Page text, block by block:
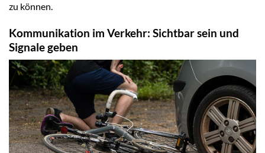
zu können.
Kommunikation im Verkehr: Sichtbar sein und
Signale geben